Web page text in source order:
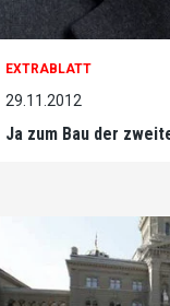
EXTRABLATT
29.11.2012
Ja zum Bau der